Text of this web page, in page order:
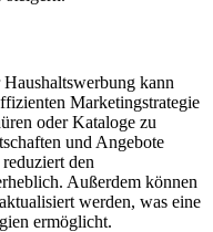
kann
Marketingstrategie
oder Kataloge zu
und Angebote
den
Außerdem können
werden, was eine
ermöglicht.